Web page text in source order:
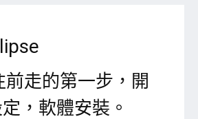
前走的第一步，開
，軟體安裝。